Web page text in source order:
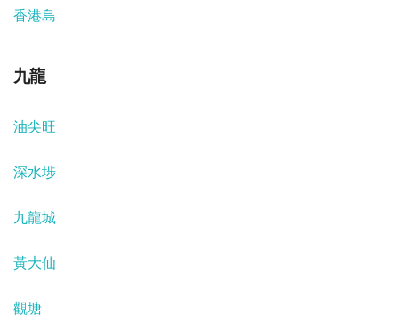
香港島
九龍
油尖旺
深水埗
九龍城
黃大仙
觀塘